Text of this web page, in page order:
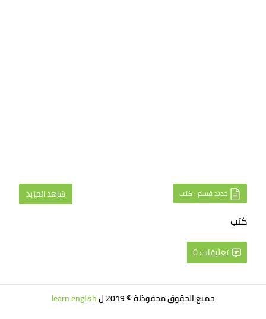
جديد قسم : كتب شاهد المزيد
كتب
تعليقات: 0
جميع الحقوق محفوظة © 2019 ل
learn english